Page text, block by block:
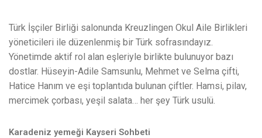
Türk İşçiler Birliği salonunda Kreuzlingen Okul Aile Birlikleri
yöneticileri ile düzenlenmiş bir Türk sofrasındayız.
Yönetimde aktif rol alan eşleriyle birlikte bulunuyor bazı
dostlar. Hüseyin-Adile Samsunlu, Mehmet ve Selma çifti,
Hatice Hanım ve eşi toplantıda bulunan çiftler. Hamsi, pilav,
mercimek çorbası, yeşil salata… her şey Türk usulü.
Karadeniz yemeği Kayseri Sohbeti